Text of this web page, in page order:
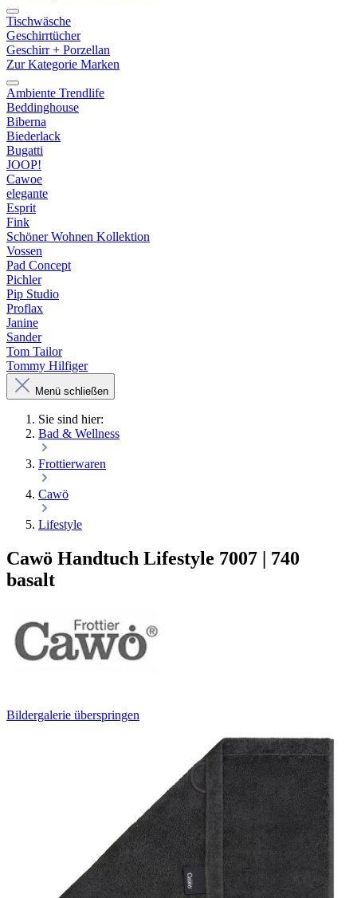
Tischwäsche
Geschirrtücher
Geschirr + Porzellan
Zur Kategorie Marken
Ambiente Trendlife
Beddinghouse
Biberna
Biederlack
Bugatti
JOOP!
Cawoe
elegante
Esprit
Fink
Schöner Wohnen Kollektion
Vossen
Pad Concept
Pichler
Pip Studio
Proflax
Janine
Sander
Tom Tailor
Tommy Hilfiger
Menü schließen
Sie sind hier:
Bad & Wellness
Frottierwaren
Cawö
Lifestyle
Cawö Handtuch Lifestyle 7007 | 740
basalt
Bildergalerie überspringen